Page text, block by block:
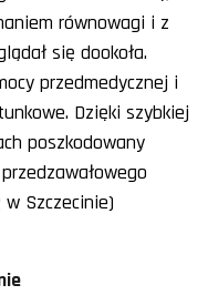
równowagi i z
się dookoła.
przedmedycznej i
Dzięki szybkiej
poszkodowany
w Szczecinie)